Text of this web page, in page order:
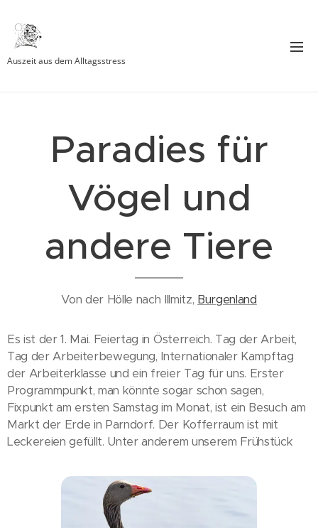
Auszeit aus dem Alltagsstress
Paradies für
Vögel und
andere Tiere
Von der Hölle nach Illmitz, Burgenland
Es ist der 1. Mai. Feiertag in Österreich. Tag der Arbeit,
Tag der Arbeiterbewegung, Internationaler Kampftag
der Arbeiterklasse und ein freier Tag für uns. Erster
Programmpunkt, man könnte sogar schon sagen,
Fixpunkt am ersten Samstag im Monat, ist ein Besuch am
Markt der Erde in Parndorf. Der Kofferraum ist mit
Leckereien gefüllt. Unter anderem unserem Frühstück